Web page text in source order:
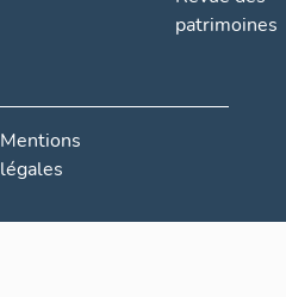
patrimoines
Mentions
légales